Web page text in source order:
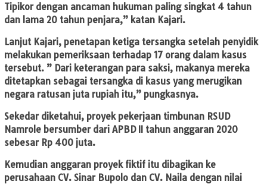
Tipikor dengan ancaman hukuman paling singkat 4 tahun
dan lama 20 tahun penjara,” katan Kajari.
Lanjut Kajari, penetapan ketiga tersangka setelah penyidik
melakukan pemeriksaan terhadap 17 orang dalam kasus
tersebut. ” Dari keterangan para saksi, makanya mereka
ditetapkan sebagai tersangka di kasus yang merugikan
negara ratusan juta rupiah itu,” pungkasnya.
Sekedar diketahui, proyek pekerjaan timbunan RSUD
Namrole bersumber dari APBD II tahun anggaran 2020
sebesar Rp 400 juta.
Kemudian anggaran proyek fiktif itu dibagikan ke
perusahaan CV. Sinar Bupolo dan CV. Naila dengan nilai